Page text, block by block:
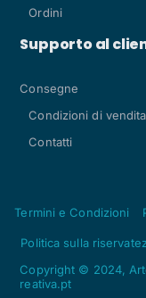
Ordini
Supporto al
Consegne
Condizioni di vendita
Contatti
Termini e Condizioni
Politica sulla
Copyright © 2024,
reativa.pt